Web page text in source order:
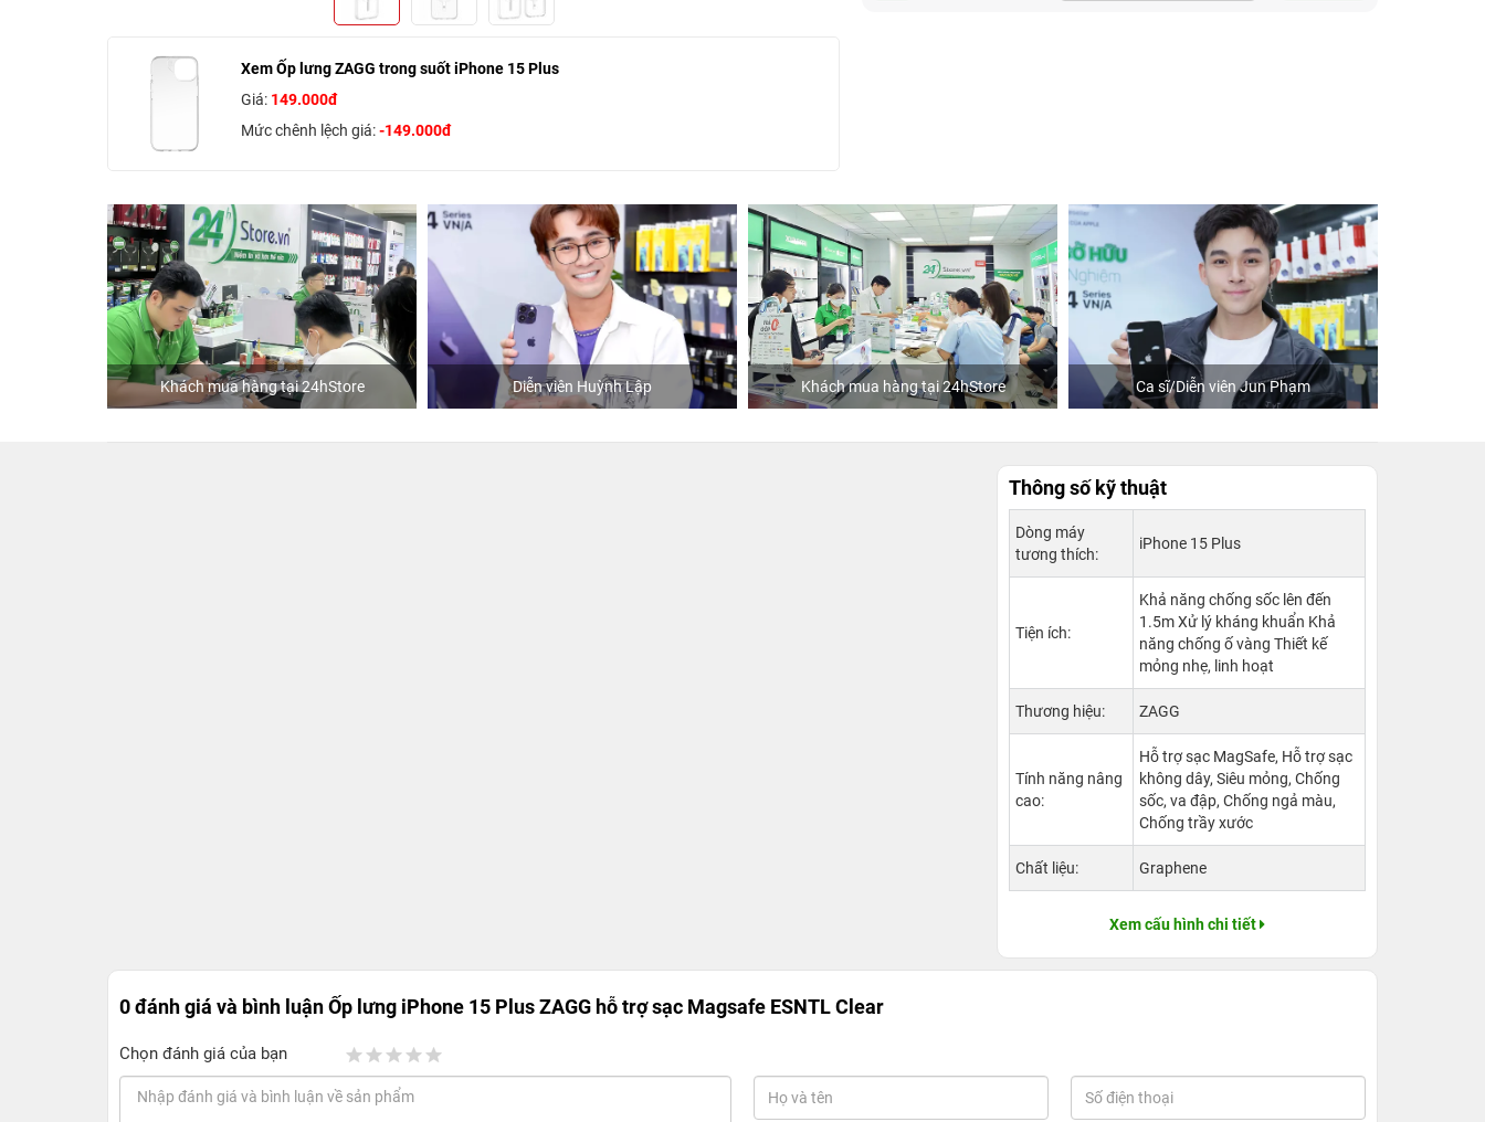
Xem Ốp lưng ZAGG trong suốt iPhone 15 Plus
Giá: 149.000đ
Mức chênh lệch giá:-149.000đ
Khách mua hàng tại 24hStore Diễn viên Huỳnh Lập Khách mua hàng tại 24hStore Ca sĩ/Diễn viên Jun Phạm
Thông số kỹ thuật
Dòng máy
tương thích:
iPhone 15 Plus
Tiện ích:
Khả năng chống sốc lên đến
1.5m Xử lý kháng khuẩn Khả
năng chống ố vàng Thiết kế
mỏng nhẹ, linh hoạt
Thương hiệu: ZAGG
Tính năng nâng
cao:
Hỗ trợ sạc MagSafe, Hỗ trợ sạc
không dây, Siêu mỏng, Chống
sốc, va đập, Chống ngả màu,
Chống trầy xước
Chất liệu: Graphene
Xem cấu hình chi tiết
0 đánh giá và bình luậnỐp lưng iPhone 15 Plus ZAGG hỗ trợ sạc Magsafe ESNTL Clear
Chọn đánh giá của bạn